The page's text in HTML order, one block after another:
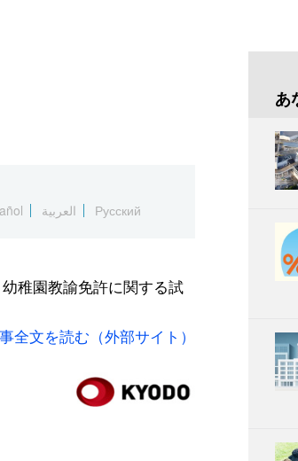
العربية Русский
稚園教諭免許に関する試
全文を読む（外部サイト）
あ